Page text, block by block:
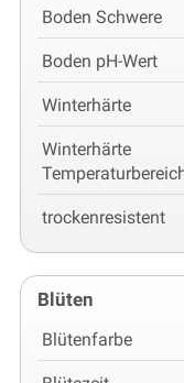
Boden Schwere
Boden pH-Wert
Winterhärte
Winterhärte
trockenresistent
Blüten
Blütenfarbe